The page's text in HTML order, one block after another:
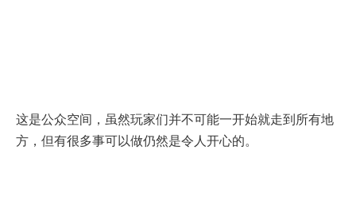
这是公众空间，虽然玩家们并不可能一开始就走到所有地
方，但有很多事可以做仍然是令人开心的。